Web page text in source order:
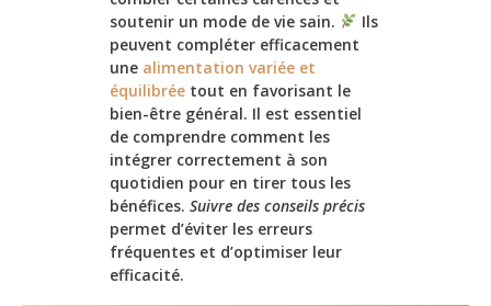
soutenir un mode de vie sain.
Ils
peuvent compléter efficacement
une alimentation variée et
équilibrée tout en favorisant le
bien-être général. Il est essentiel
de comprendre comment les
intégrer correctement à son
quotidien pour en tirer tous les
bénéfices. Suivre des conseils précis
permet d’éviter les erreurs
fréquentes et d’optimiser leur
efficacité.